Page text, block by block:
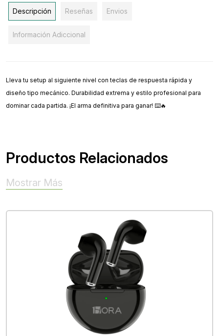
Descripción Reseñas Envios
Información Adiccional
Lleva tu setup al siguiente nivel con teclas de respuesta rápida y
diseño tipo mecánico. Durabilidad extrema y estilo profesional para
dominar cada partida. ¡El arma definitiva para ganar! ⌨️🔥
Productos Relacionados
Mostrar Más